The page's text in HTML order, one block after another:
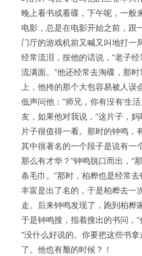
晚上看书或看碟，下午呢，一般
电影，总是在电影开始之前，跟
门厅的游戏机前又喊又叫地打一
经常流泪，按他的话说，“老子
流满面。”他还经常去淘碟，那
上，他挎的那个大包容易被人误
低声问他：“师兄，你有没有‘生
友，如果他对我说，“这片子，
片子很值得一看。那时的钟鸣，
其中很著名的一个段子是说有一
那么有才华？”钟鸣脱口而出，“
条毛巾。”那时，柏桦也是经常
丰富是出了名的，于是柏桦去一
走。后来钟鸣发现了，跑到柏桦
于是钟鸣搜，指着搜出的书问，“
“没什么好说的。你要把这些书
了。他也有颓的时候？！